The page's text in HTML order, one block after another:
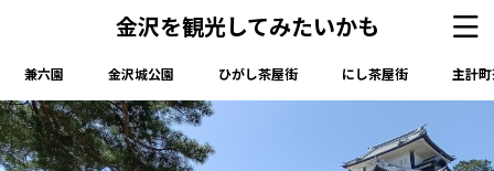
金沢を観光してみたいかも
兼六園 金沢城公園 ひがし茶屋街 にし茶屋街 主計